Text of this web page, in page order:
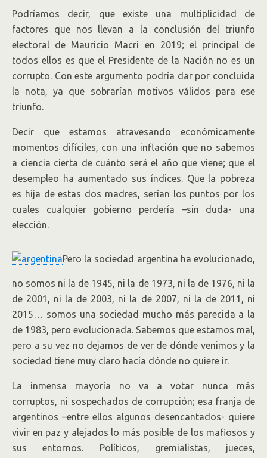
Podríamos decir, que existe una multiplicidad de
factores que nos llevan a la conclusión del triunfo
electoral de Mauricio Macri en 2019; el principal de
todos ellos es que el Presidente de la Nación no es un
corrupto. Con este argumento podría dar por concluida
la nota, ya que sobrarían motivos válidos para ese
triunfo.
Decir que estamos atravesando económicamente
momentos difíciles, con una inflación que no sabemos
a ciencia cierta de cuánto será el año que viene; que el
desempleo ha aumentado sus índices. Que la pobreza
es hija de estas dos madres, serían los puntos por los
cuales cualquier gobierno perdería –sin duda- una
elección.
Pero la sociedad argentina ha evolucionado,
no somos ni la de 1945, ni la de 1973, ni la de 1976, ni la
de 2001, ni la de 2003, ni la de 2007, ni la de 2011, ni
2015… somos una sociedad mucho más parecida a la
de 1983, pero evolucionada. Sabemos que estamos mal,
pero a su vez no dejamos de ver de dónde venimos y la
sociedad tiene muy claro hacía dónde no quiere ir.
La inmensa mayoría no va a votar nunca más
corruptos, ni sospechados de corrupción; esa franja de
argentinos –entre ellos algunos desencantados- quiere
vivir en paz y alejados lo más posible de los mafiosos y
sus entornos. Políticos, gremialistas, jueces,